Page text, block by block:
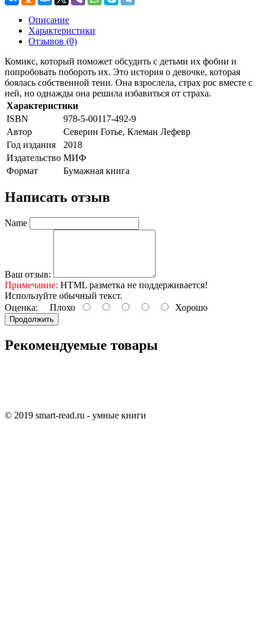
Описание
Характеристики
Отзывов (0)
Комикс, который поможет обсудить с детьми их фобии и
попробовать побороть их. Это история о девочке, которая
боялась собственной тени. Она взрослела, страх рос вместе с
ней, но однажды она решила избавиться от страха.
Характеристики
ISBN
978-5-00117-492-9
Автор
Северин Готье, Клеман Лефевр
Год издания
2018
Издательство МИФ
Формат
Бумажная книга
Написать отзыв
Name
Ваш отзыв:
Примечание: HTML разметка не поддерживается!
Используйте обычный текст.
Оценка: Плохо Хорошо
Продолжить
Рекомендуемые товары
© 2019 smart-read.ru - умные книги